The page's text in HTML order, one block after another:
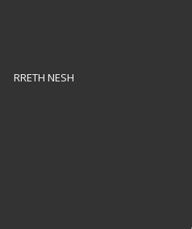
RRETH NESH